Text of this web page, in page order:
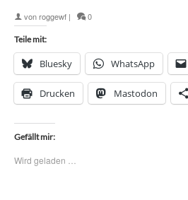
vonroggewf | 0
Teile mit:
Bluesky WhatsApp
Drucken Mastodon
Gefällt mir:
Wird geladen …